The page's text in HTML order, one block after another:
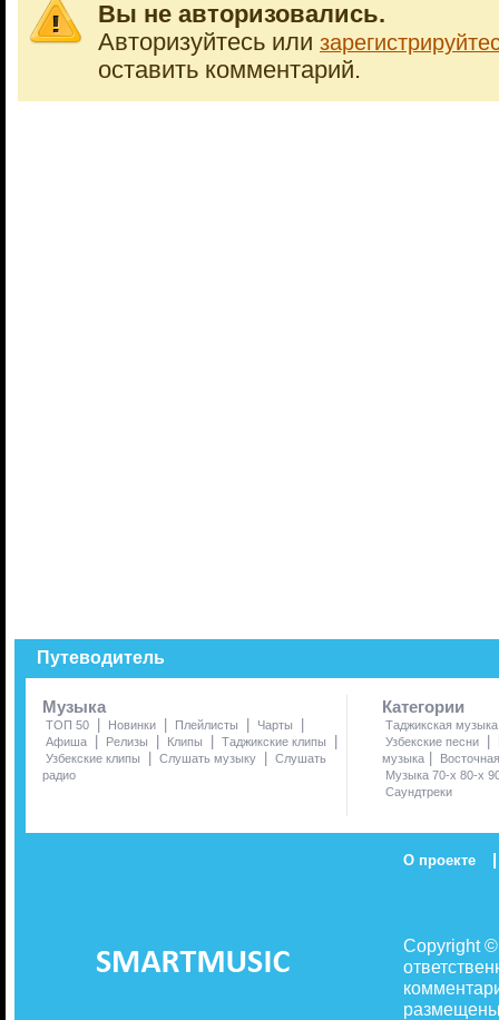
Вы не авторизовались.
Авторизуйтесь или
оставить комментарий.
Путеводитель
Музыка
ТОП 50 | Новинки | Плейлисты | Чарты |
Афиша | Релизы | Клипы | Таджикские клипы |
Узбекские клипы | Слушать музыку | Слушать
радио
Категории
Таджикская музыка
Узбекские песни
|
музыка |
Музыка 70-х 80-х
Саундтреки
О проекте |
Copyright
размещены